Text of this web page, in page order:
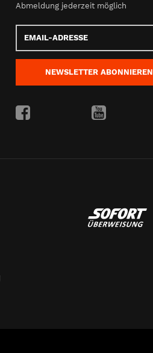
Abmeldung jederzeit möglich
Adresse
NEWSLETTER ABONNIEREN